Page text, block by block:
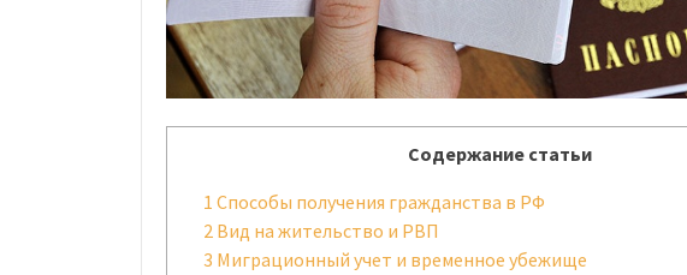
Содержание статьи
1 Способы получения гражданства в РФ
2 Вид на жительство и РВП
3 Миграционный учет и временное убежище